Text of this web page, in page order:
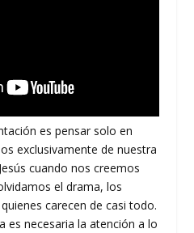
es pensar solo en
exclusivamente de nuestra
cuando nos creemos
el drama, los
carecen de casi todo.
es necesaria la atención a lo